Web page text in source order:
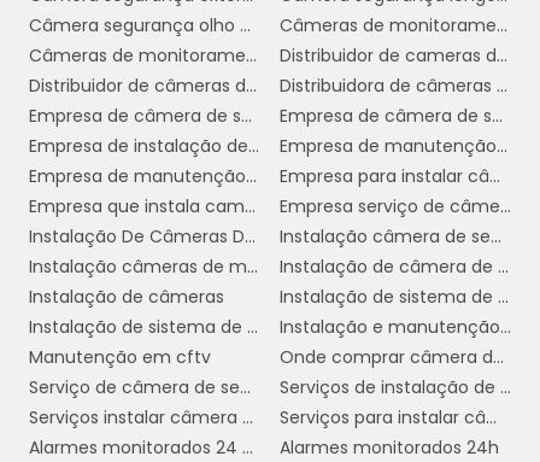
melhoria da imagem corporativa e a
promoção de um ambiente de trabalho mais
seguro e produtivo.
TIPOS DE CÂMERAS DE
MONITORAMENTO PARA
EMPRESAS
Escolher o tipo certo de câmeras de
monitoramento é crucial para garantir a
eficácia do sistema de segurança em uma
empresa. Existem diversos tipos de câmeras
disponíveis no mercado, cada uma com
características específicas que atendem a
diferentes necessidades e ambientes.
Câmera segurança olho de peixe
Câmeras de monitoramento em empresas
Câmeras de monitoramento empresarial
Distribuidor de cameras de segurança em sp
Distribuidor de câmeras de monitoramento
Distribuidora de câmeras de segurança
Empresa de câmera de segurança
Empresa de câmera de segurança sp
Empresa de instalação de câmera de segurança
Empresa de manutenção de cftv
Empresa de manutenção de câmeras de segurança
Empresa para instalar câmeras de segurança
Empresa que instala cameras de segurança
Empresa serviço de câmera de segurança
Instalação De Câmeras De Vigilância
Instalação câmera de segurança
Instalação câmeras de monitoramento
Instalação de câmera de segurança
Instalação de câmeras
Instalação de sistema de câmeras
Instalação de sistema de segurança
Instalação e manutenção de cftv
Manutenção em cftv
Onde comprar câmera de segurança
Serviço de câmera de segurança
Serviços de instalação de câmera de segurança
Serviços instalar câmera de segurança
Serviços para instalar câmeras de segurança
Alarmes monitorados 24 horas
Alarmes monitorados 24h